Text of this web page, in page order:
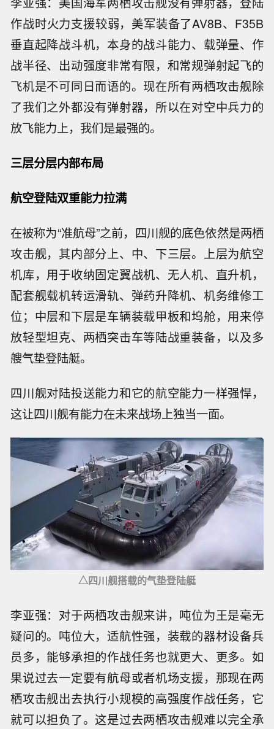
作战时火力支援较弱，美军装备了AV8B、F35B
垂直起降战斗机，本身的战斗能力、载弹量、作
战半径、出动强度非常有限，和常规弹射起飞的
飞机是不可同日而语的。现在所有两栖攻击舰除
了我们之外都没有弹射器，所以在对空中兵力的
放飞能力上，我们是最强的。
三层分层内部布局
航空登陆双重能力拉满
在被称为“准航母”之前，四川舰的底色依然是两栖
攻击舰，其内部分上、中、下三层。上层为航空
机库，用于收纳固定翼战机、无人机、直升机，
配套舰载机转运滑轨、弹药升降机、机务维修工
位；中层和下层是车辆装载甲板和坞舱，用来停
放轻型坦克、两栖突击车等陆战重装备，以及多
艘气垫登陆艇。
四川舰对陆投送能力和它的航空能力一样强悍，
这让四川舰有能力在未来战场上独当一面。
△四川舰搭载的气垫登陆艇
李亚强：对于两栖攻击舰来讲，吨位为王是毫无
疑问的。吨位大，适航性强，装载的器材设备兵
员多，能够承担的作战任务也就更大、更多。如
果说过去一定要有航母或者机场支援，那现在两
栖攻击舰出去执行小规模的高强度作战任务，它
就可以担负了。这是过去两栖攻击舰难以完全承